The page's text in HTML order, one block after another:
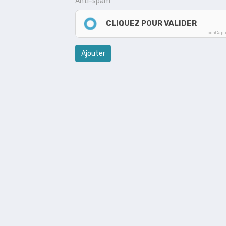
CLIQUEZ POUR VALIDER
Ajouter